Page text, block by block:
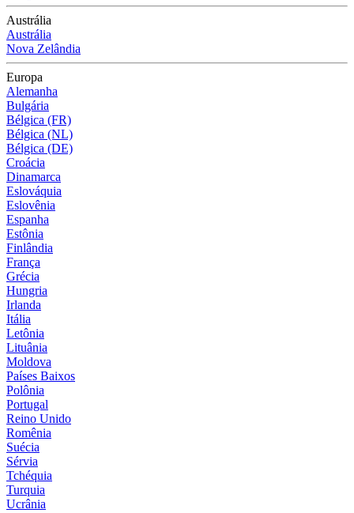
Austrália
Austrália
Nova Zelândia
Europa
Alemanha
Bulgária
Bélgica (FR)
Bélgica (NL)
Bélgica (DE)
Croácia
Dinamarca
Eslováquia
Eslovênia
Espanha
Estônia
Finlândia
França
Grécia
Hungria
Irlanda
Itália
Letônia
Lituânia
Moldova
Países Baixos
Polônia
Portugal
Reino Unido
Romênia
Suécia
Sérvia
Tchéquia
Turquia
Ucrânia